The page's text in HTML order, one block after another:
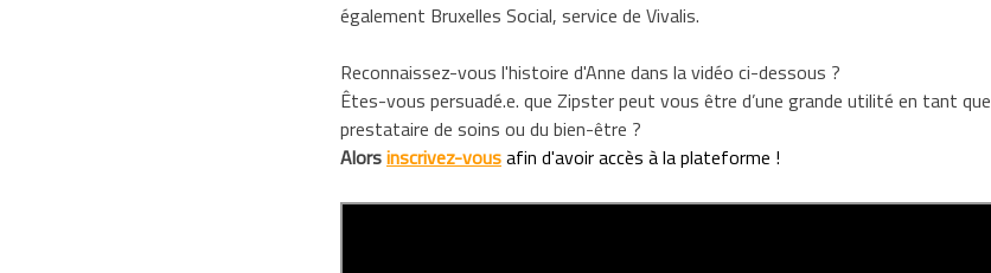
également Bruxelles Social, service de Vivalis.
Reconnaissez-vous l'histoire d'Anne dans la vidéo ci-dessous ?
Êtes-vous persuadé.e. que Zipster peut vous être d’une grande utilité en tant que
prestataire de soins ou du bien-être ?
Alors inscrivez-vous afin d'avoir accès à la plateforme !